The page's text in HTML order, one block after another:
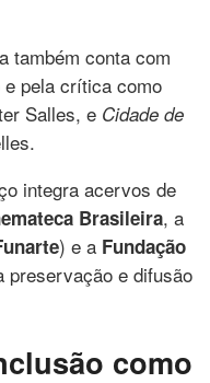
também conta com
pela crítica como
Salles, e Cidade de
integra acervos de
Brasileira, a
) e a Fundação
preservação e difusão
como